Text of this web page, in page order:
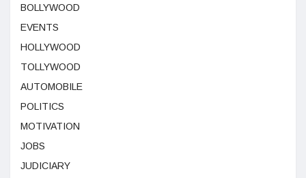
BOLLYWOOD
EVENTS
HOLLYWOOD
TOLLYWOOD
AUTOMOBILE
POLITICS
MOTIVATION
JOBS
JUDICIARY